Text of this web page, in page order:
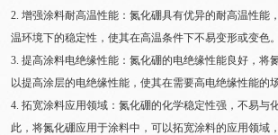
2. 增强涂料耐高温性能：氮化硼具有优异的耐高温性能
温环境下的稳定性，使其在高温条件下不易变形或变色。
3. 提高涂料电绝缘性能：氮化硼的电绝缘性能良好，将
以提高涂层的电绝缘性能，使其在需要高电绝缘性能的
4. 拓宽涂料应用领域：氮化硼的化学稳定性强，不易与
此，将氮化硼应用于涂料中，可以拓宽涂料的应用领域